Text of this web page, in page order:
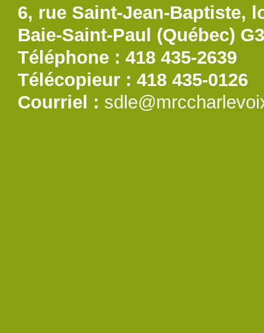
6, rue Saint-Jean-Baptiste,
Baie-Saint-Paul (Québec)
Téléphone : 418 435-2639
Télécopieur : 418 435-0126
Courriel :